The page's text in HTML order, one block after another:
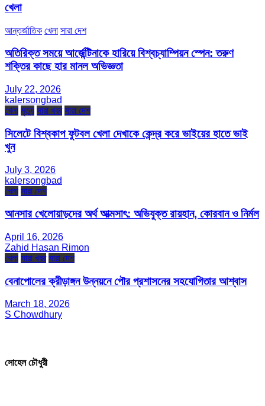
খেলা
আন্তর্জাতিক খেলা সারা দেশ
অতিরিক্ত সময়ে আর্জেন্টিনাকে হারিয়ে বিশ্বচ্যাম্পিয়ন স্পেন: তরুণ
শক্তির কাছে হার মানল অভিজ্ঞতা
July 22, 2026
kalersongbad
খেলা মৃত্যু সারা খবর সারা দেশ
সিলেটে বিশ্বকাপ ফুটবল খেলা দেখাকে কেন্দ্র করে ভাইয়ের হাতে ভাই
খুন
July 3, 2026
kalersongbad
খেলা সারা দেশ
আনসার খেলোয়াড়দের অর্থ আত্মসাৎ: অভিযুক্ত রায়হান, কোরবান ও নির্মল
April 16, 2026
Zahid Hasan Rimon
খেলা সারা খবর সারা দেশ
বেনাপোলের ক্রীড়াঙ্গন উন্নয়নে পৌর প্রশাসনের সহযোগিতার আশ্বাস
March 18, 2026
S Chowdhury
সোহেল চৌধুরী